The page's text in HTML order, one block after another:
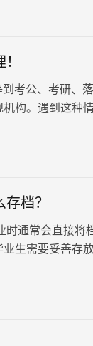
考公、考研、
构。遇到这种
档？
通常会直接将
生需要妥善存